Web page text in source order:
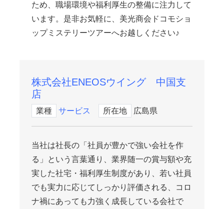
ため、職場環境や福利厚生の整備に注力して
います。是非お気軽に、美光商会ドコモショ
ップミステリーツアーへお越しください♪
株式会社ENEOSウイング 中国支
店
業種 サービス 所在地 広島県
当社は社長の「社員が豊かで強い会社を作
る」という言葉通り、業界随一の賞与額や充
実した社宅・福利厚生制度があり、若い社員
でも実力に応じてしっかり評価される、コロ
ナ禍にあっても力強く成長している会社で